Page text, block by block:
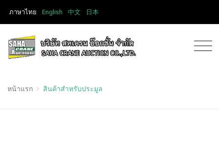
ภาษาไทย English 中文 日本
หน้าแรก สินค้าสำหรับประมูล